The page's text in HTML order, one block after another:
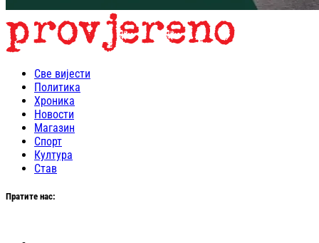
Све вијести
Политика
Хроника
Новости
Магазин
Спорт
Култура
Став
Пратите нас: